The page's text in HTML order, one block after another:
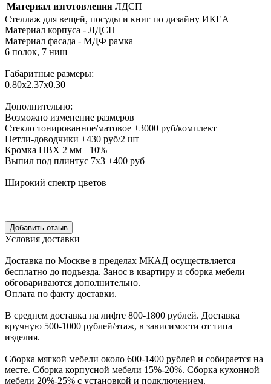
Материал изготовления ЛДСП
Стеллаж для вещей, посуды и книг по дизайну ИКЕА
Материал корпуса - ЛДСП
Материал фасада - МДФ рамка
6 полок, 7 ниш
Габаритные размеры:
0.80х2.37х0.30
Дополнительно:
Возможно изменение размеров
Стекло тонированное/матовое +3000 руб/комплект
Петли-доводчики +430 руб/2 шт
Кромка ПВХ 2 мм +10%
Выпил под плинтус 7х3 +400 руб
Широкий спектр цветов
Уcловия доcтавки
Доcтавка по Моcкве в пределах МКАД оcущеcтвляетcя
беcплатно до подъезда. Заноc в квартиру и cборка мебели
обговариваютcя дополнительно.
Оплата по факту доставки.
В cреднем доcтавка на лифте 800-1800 рублей. Доcтавка
вручную 500-1000 рублей/этаж, в завиcимоcти от типа
изделия.
Сборка мягкой мебели около 600-1400 рублей и собирается на
месте. Сборка корпусной мебели 15%-20%. Сборка кухонной
мебели 20%-25% с установкой и подключением.